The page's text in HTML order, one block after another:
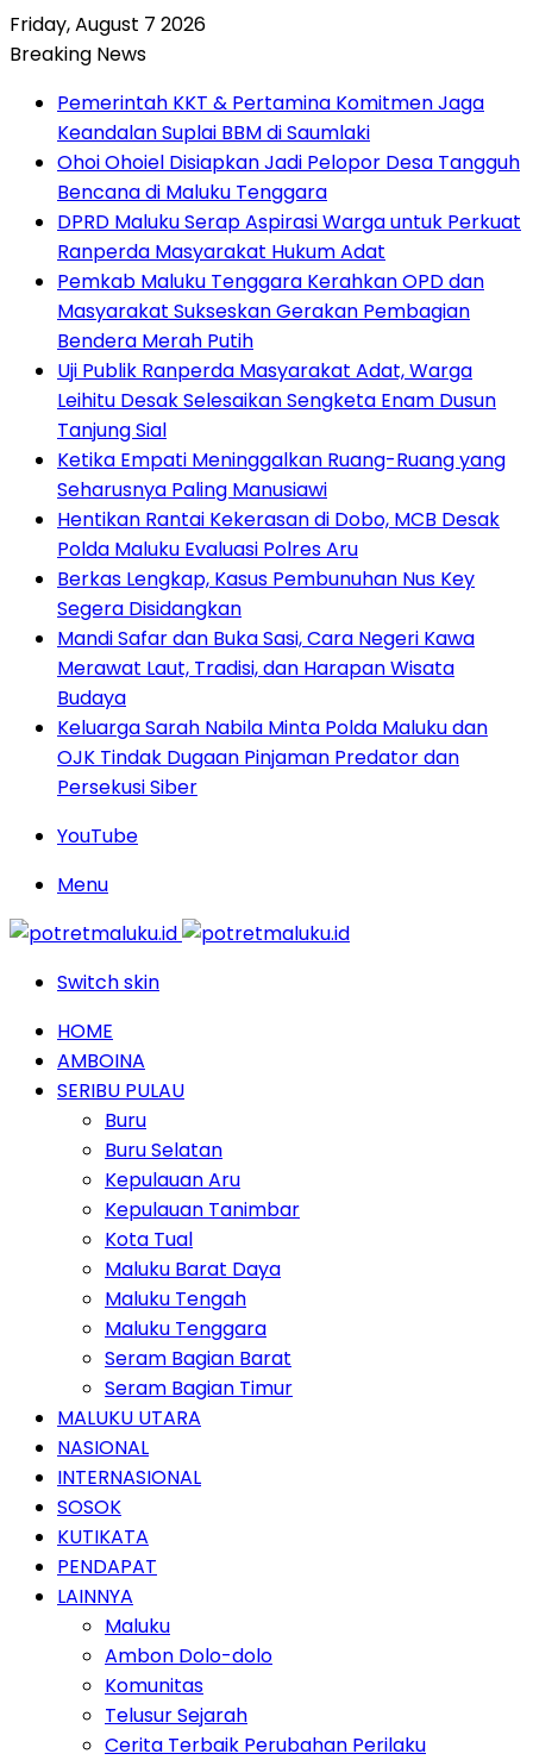
Friday, August 7 2026
Breaking News
Pemerintah KKT & Pertamina Komitmen Jaga
Keandalan Suplai BBM di Saumlaki
Ohoi Ohoiel Disiapkan Jadi Pelopor Desa Tangguh
Bencana di Maluku Tenggara
DPRD Maluku Serap Aspirasi Warga untuk Perkuat
Ranperda Masyarakat Hukum Adat
Pemkab Maluku Tenggara Kerahkan OPD dan
Masyarakat Sukseskan Gerakan Pembagian
Bendera Merah Putih
Uji Publik Ranperda Masyarakat Adat, Warga
Leihitu Desak Selesaikan Sengketa Enam Dusun
Tanjung Sial
Ketika Empati Meninggalkan Ruang-Ruang yang
Seharusnya Paling Manusiawi
Hentikan Rantai Kekerasan di Dobo, MCB Desak
Polda Maluku Evaluasi Polres Aru
Berkas Lengkap, Kasus Pembunuhan Nus Key
Segera Disidangkan
Mandi Safar dan Buka Sasi, Cara Negeri Kawa
Merawat Laut, Tradisi, dan Harapan Wisata
Budaya
Keluarga Sarah Nabila Minta Polda Maluku dan
OJK Tindak Dugaan Pinjaman Predator dan
Persekusi Siber
YouTube
Menu
Switch skin
HOME
AMBOINA
SERIBU PULAU
Buru
Buru Selatan
Kepulauan Aru
Kepulauan Tanimbar
Kota Tual
Maluku Barat Daya
Maluku Tengah
Maluku Tenggara
Seram Bagian Barat
Seram Bagian Timur
MALUKU UTARA
NASIONAL
INTERNASIONAL
SOSOK
KUTIKATA
PENDAPAT
LAINNYA
Maluku
Ambon Dolo-dolo
Komunitas
Telusur Sejarah
Cerita Terbaik Perubahan Perilaku